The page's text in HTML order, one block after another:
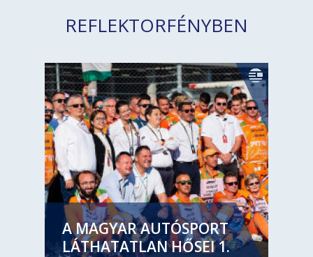
REFLEKTORFÉNYBEN
A MAGYAR AUTÓSPORT
LÁTHATATLAN HŐSEI 1.